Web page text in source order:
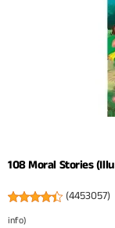
108 Moral Stories
(4453057)
info)